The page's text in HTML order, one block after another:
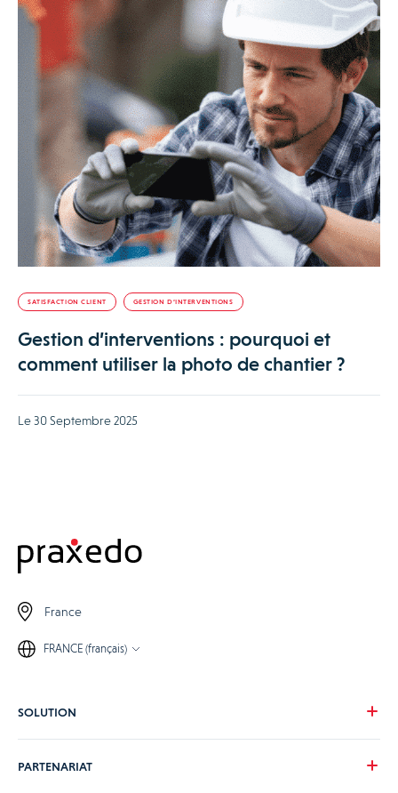
SATISFACTION CLIENT GESTION D’INTERVENTIONS
Gestion d’interventions : pourquoi et
comment utiliser la photo de chantier ?
Le 30 Septembre 2025
France
FRANCE (français)
SOLUTION
PARTENARIAT